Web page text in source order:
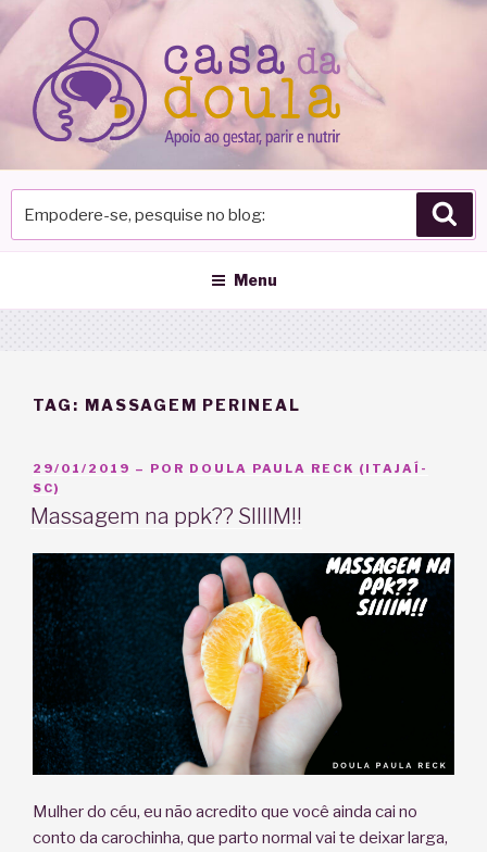
Pular
para
conteúdo
pesquise
blog
Menu
TAG: MASSAGEM PERINEAL
PUBLICADO
EM
29/01/2019 – POR DOULA PAULA RECK (ITAJAÍ-
SC)
Massagem na ppk?? SIIIIM!!
Mulher do céu, eu não acredito que você ainda cai no
conto da carochinha, que parto normal vai te deixar larga,